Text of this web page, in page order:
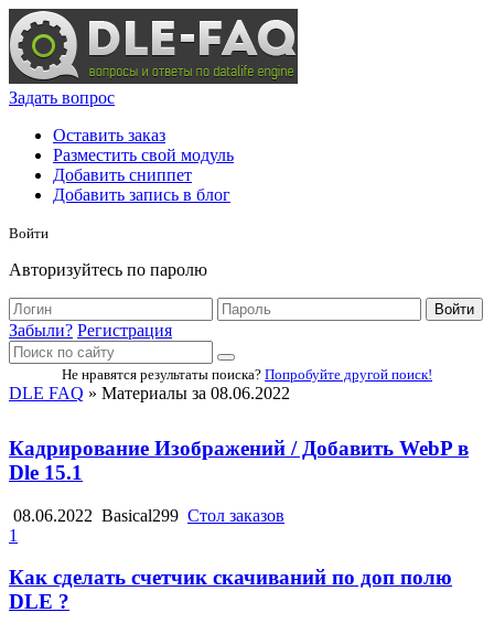
Задать вопрос
Оставить заказ
Разместить свой модуль
Добавить сниппет
Добавить запись в блог
Войти
Авторизуйтесь по паролю
Войти
Забыли? Регистрация
Не нравятся результаты поиска? Попробуйте другой поиск!
DLE FAQ » Материалы за 08.06.2022
Кадрирование Изображений / Добавить WebP в
Dle 15.1
08.06.2022 Basical299 Стол заказов
1
Как сделать счетчик скачиваний по доп полю
DLE ?